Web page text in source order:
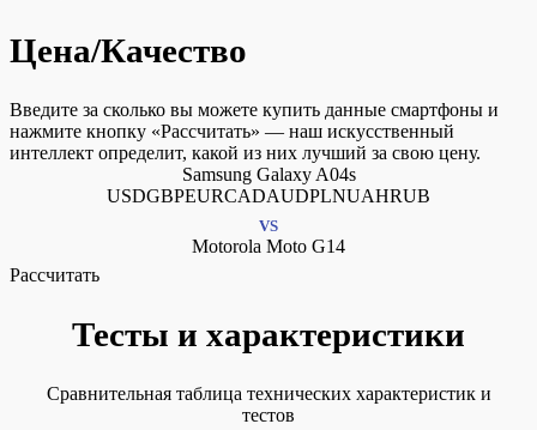
Цена/Качество
Введите за сколько вы можете купить данные смартфоны и
нажмите кнопку «Рассчитать» — наш искусственный
интеллект определит, какой из них лучший за свою цену.
Samsung Galaxy A04s
USDGBPEURCADAUDPLNUAHRUB
VS
Motorola Moto G14
Рассчитать
Тесты и характеристики
Сравнительная таблица технических характеристик и
тестов